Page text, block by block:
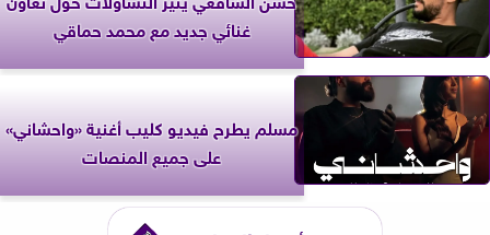
غنائي جديد مع محمد حماقي
مسلم يطرح فيديو كليب أغنية «واحشاني»
على جميع المنصات